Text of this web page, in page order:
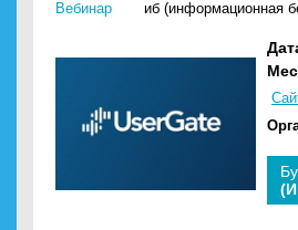
Вебинар иб (информационная